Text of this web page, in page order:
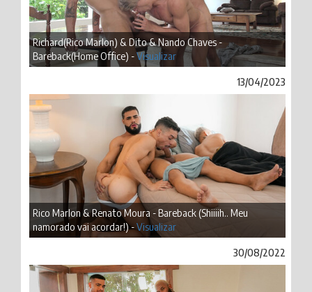
Richard(Rico Marlon) & Dito & Nando Chaves -
Bareback(Home Office) -Visualizar
13/04/2023
Rico Marlon & Renato Moura - Bareback (Shiiiih.. Meu
namorado vai acordar!) -Visualizar
30/08/2022